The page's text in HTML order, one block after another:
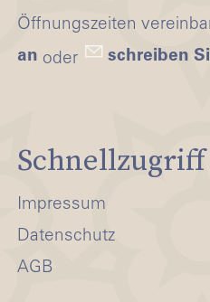
Öffnungszeiten
an oder schreiben
Schnellzugriff
Impressum
Datenschutz
AGB